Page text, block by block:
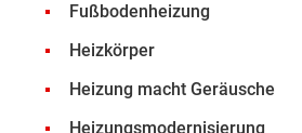
Fußbodenheizung
Heizkörper
Heizung macht Geräusche
Heizungsmodernisierung